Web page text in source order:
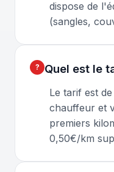
dispose de
(sangles,
Quel est le
Le tarif est
chauffeur et
premiers
0,50€/km